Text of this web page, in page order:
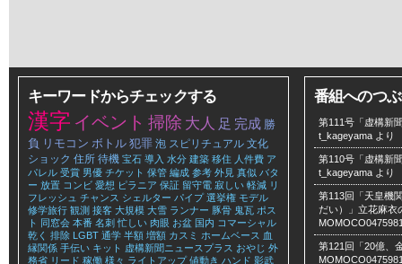
キーワードからチェックする
漢字 イベント 掃除 大人 足 完成 勝
負 リモコン ボトル 犯罪 泡 スピリチュアル 文化
ショック 住所 待機 宝石 導入 水分 建築 移住 人件費 ア
パレル 受賞 男優 チケット 保管 編成 参考 外見 真似 バタ
ー 放置 コンビ 愛想 ピラニア 保証 留守電 寂しい 軽減 リ
フレッシュ チャンス シェルター パイプ 選挙権 モデル
修学旅行 観測 接客 大規模 大雪 ランナー 豚骨 鬼瓦 ポス
ト 同窓会 本番 名刺 忙しい 肉眼 お盆 国内 コマーシャル
乾く 排除 LGBT 通学 半額 増額 カスミ ホームベース 血
縁関係 手伝い キット 虚構新聞ニュースプラス おやじ 外
務省 リード 稼働 様々 ライトアップ 値動き ハンド 影武
番組へのつ
第111号「虚構新
t_kageyama より
第110号「虚構新
t_kageyama より
第113回「天皇機
だい）」立花麻衣
第121回「20億、